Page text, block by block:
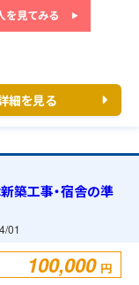
細を見る
築工事・宿舎の準
01
100,000 円